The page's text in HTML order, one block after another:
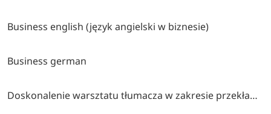
Business english (język angielski w biznesie)
Business german
Doskonalenie warsztatu tłumacza w zakresie przekładu pisemnego